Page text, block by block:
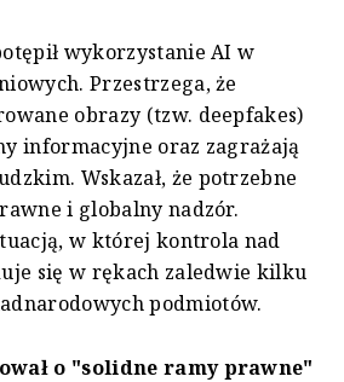
wykorzystanie AI w
Przestrzega, że
obrazy (tzw. deepfakes)
informacyjne oraz zagrażają
Wskazał, że potrzebne
i globalny nadzór.
w której kontrola nad
się w rękach zaledwie kilku
podmiotów.
o "solidne ramy prawne"